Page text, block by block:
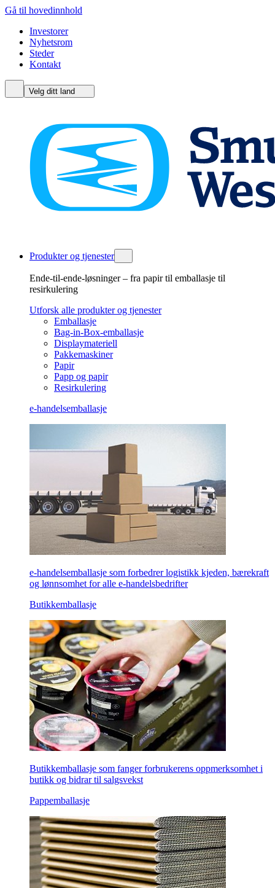
Gå til hovedinnhold
Investorer
Nyhetsrom
Steder
Kontakt
Velg ditt land
Produkter og tjenester
Ende-til-ende-løsninger – fra papir til emballasje til
resirkulering
Utforsk alle produkter og tjenester
Emballasje
Bag-in-Box-emballasje
Displaymateriell
Pakkemaskiner
Papir
Papp og papir
Resirkulering
e-handelsemballasje
e-handelsemballasje som forbedrer logistikk kjeden, bærekraft
og lønnsomhet for alle e-handelsbedrifter
Butikkemballasje
Butikkemballasje som fanger forbrukerens oppmerksomhet i
butikk og bidrar til salgsvekst
Pappemballasje